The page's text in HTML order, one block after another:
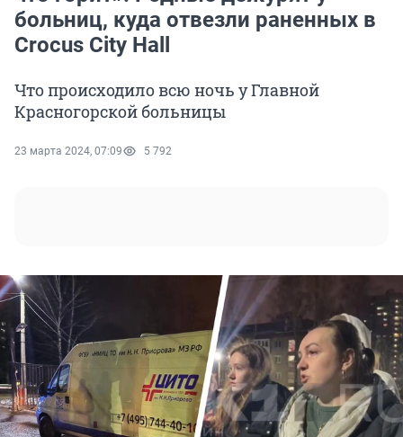
больниц, куда отвезли раненных в
Crocus City Hall
Что происходило всю ночь у Главной
Красногорской больницы
23 марта 2024, 07:09 5 792